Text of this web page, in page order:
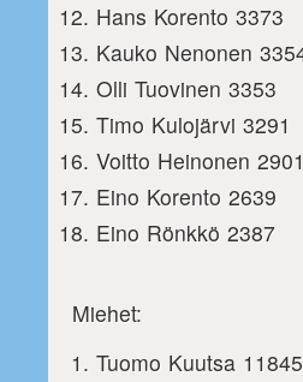
Hans Korento 3373
Kauko Nenonen
Olli Tuovinen 3353
Timo Kulojärvi 3291
Voitto Heinonen 2901
Eino Korento 2639
Eino Rönkkö 2387
Miehet:
Tuomo Kuutsa 11845